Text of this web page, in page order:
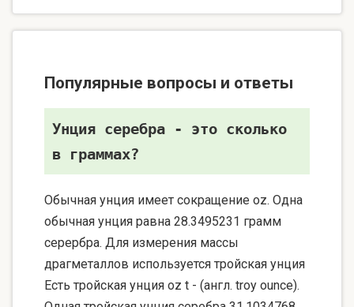
Популярные вопросы и ответы
Унция серебра - это сколько
в граммах?
Обычная унция имеет сокращение oz. Одна
обычная унция равна 28.3495231 грамм
серербра. Для измерения массы
драгметаллов используется тройская унция
Есть тройская унция oz t - (англ. troy ounce).